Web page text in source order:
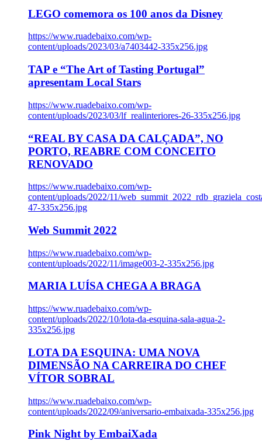
LEGO comemora os 100 anos da Disney
https://www.ruadebaixo.com/wp-
content/uploads/2023/03/a7403442-335x256.jpg
TAP e “The Art of Tasting Portugal”
apresentam Local Stars
https://www.ruadebaixo.com/wp-
content/uploads/2023/03/lf_realinteriores-26-335x256.jpg
“REAL BY CASA DA CALÇADA”, NO
PORTO, REABRE COM CONCEITO
RENOVADO
https://www.ruadebaixo.com/wp-
content/uploads/2022/11/
47-335x256.jpg
Web Summit 2022
https://www.ruadebaixo.com/wp-
content/uploads/2022/11/image003-2-335x256.jpg
MARIA LUÍSA CHEGA A BRAGA
https://www.ruadebaixo.com/wp-
content/uploads/2022/10/lota-da-esquina-sala-agua-2-
335x256.jpg
LOTA DA ESQUINA: UMA NOVA
DIMENSÃO NA CARREIRA DO CHEF
VÍTOR SOBRAL
https://www.ruadebaixo.com/wp-
content/uploads/2022/09/aniversario-embaixada-335x256.jpg
Pink Night by EmbaiXada